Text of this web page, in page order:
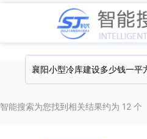
智能搜索为您找到相关结果约为 12 个